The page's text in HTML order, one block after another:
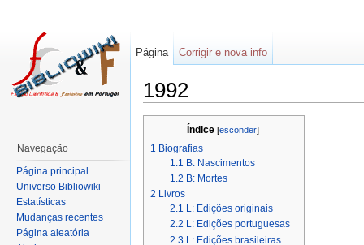
1992
Índice[esconder]
1 Biografias
1.1 B: Nascimentos
1.2 B: Mortes
2 Livros
2.1 L: Edições originais
2.2 L: Edições portuguesas
2.3 L: Edições brasileiras
Página Corrigir e nova info
Navegação
Página principal
Universo Bibliowiki
Estatísticas
Mudanças recentes
Página aleatória